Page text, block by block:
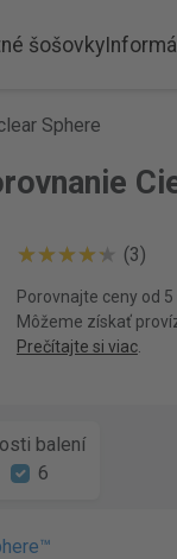
šošovky
Sphere
(3)
Porovnajte ceny od
Môžeme získať
Prečítajte si viac.
balení
6